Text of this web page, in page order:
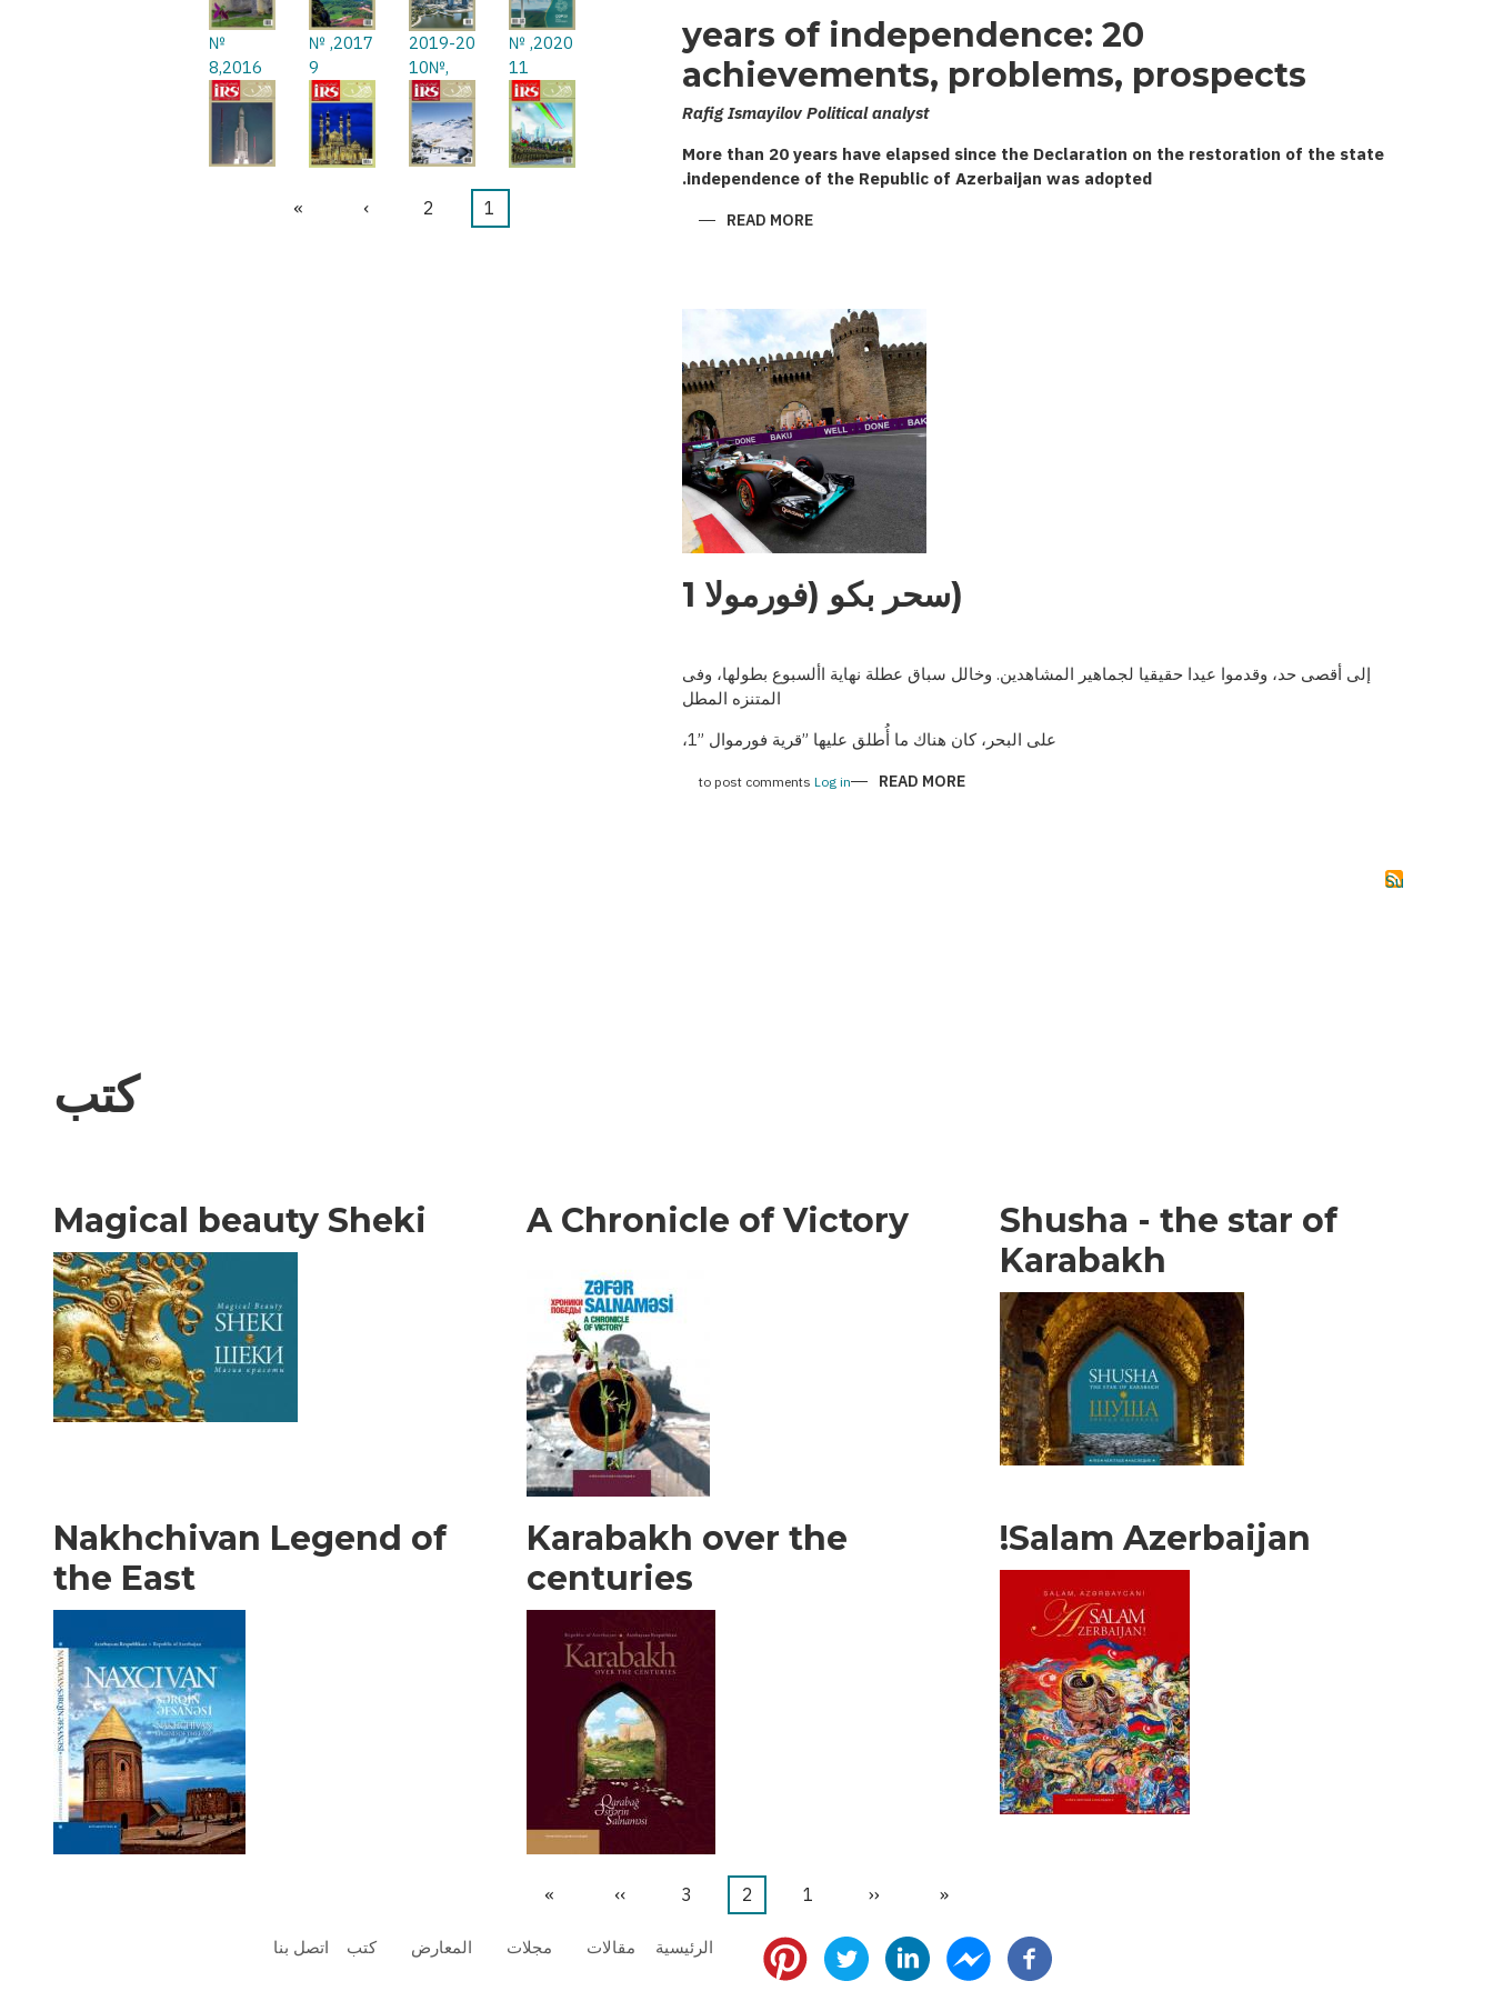
20 years of independence:
achievements, problems, prospects
Rafig Ismayilov Political analyst
More than 20 years have elapsed since the Declaration on the restoration of the state
independence of the Republic of Azerbaijan was adopted.
READ MORE
ABOUT
PROBLEMS,
(سحر بكو (فورمولا 1
إلى أقصى حد، وقدموا عيدا حقيقيا لجماهير المشاهدين. وخالل سباق عطلة نهاية األسبوع بطولها، وفى
المتنزه المطل
على البحر، كان هناك ما أطلق عليها ”قرية فورموال ”1،
READ MORE
ABOUT
Log in
Subscribe to
2020, №
11
2019-20
,№10
2017, №
9
№
8,2016
Pagination
Current
1 الصفحة
2
Next›
Last
»
كتب
Shusha - the star of
Karabakh
A Chronicle of Victory
Magical beauty Sheki
Salam Azerbaijan!
Karabakh over the
centuries
Nakhchivan Legend of
the East
First
«
Previous
‹‹ الصفحة
1
Current
2 الصفحة
3
Next
››
Last
»
الرئيسية مقالات مجلات المعارض كتب اتصل بنا